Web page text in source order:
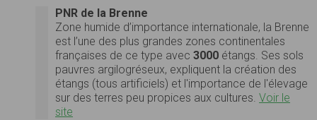
PNR de la Brenne
Zone humide d’importance internationale, la Brenne
est l’une des plus grandes zones continentales
françaises de ce type avec 3000 étangs. Ses sols
pauvres argilogréseux, expliquent la création des
étangs (tous artificiels) et l'importance de l'élevage
sur des terres peu propices aux cultures. Voir le
site